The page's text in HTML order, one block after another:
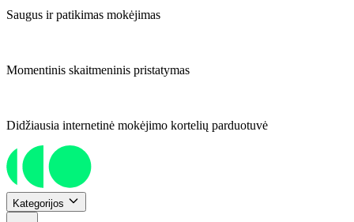
Saugus ir patikimas mokėjimas
Momentinis skaitmeninis pristatymas
Didžiausia internetinė mokėjimo kortelių parduotuvė
Kategorijos